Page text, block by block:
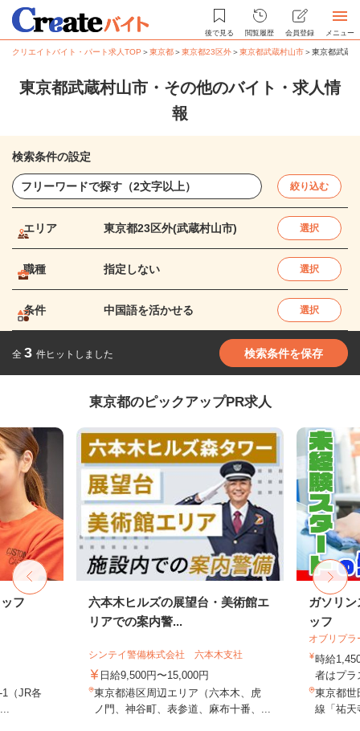
後で見る 閲覧履歴 会員登録 メニュー
クリエイトバイト・パート求人TOP ＞東京都＞東京都23区外＞東京都武蔵村山市＞東京都武蔵
東京都武蔵村山市・その他のバイト・求人情
報
検索条件の設定
絞り込む
エリア 東京都23区外(武蔵村山市) 選択
職種 指定しない 選択
条件 中国語を活かせる 選択
全 3 件ヒットしました 検索条件を保存
東京都のピックアップPR求人
フ
（JR各
六本木ヒルズの展望台・美術館エ
リアでの案内警...
シンテイ警備株式会社 六本木支社
日給9,500円〜15,000円
東京都港区周辺エリア（六本木、虎
ノ門、神谷町、表参道、麻布十番、...
ガソリ
ッフ
オブリプ
時給
者はプラ
東京都世
線「祐天